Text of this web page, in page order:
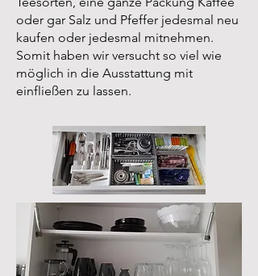
oder gar Salz und Pfeffer jedesmal neu
kaufen oder jedesmal mitnehmen.
Somit haben wir versucht so viel wie
möglich in die Ausstattung mit
einfließen zu lassen.